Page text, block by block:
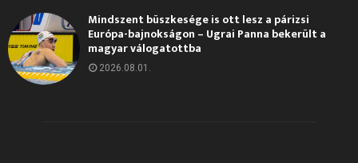
Mindszent büszkesége is ott lesz a párizsi
Európa-bajnokságon – Ugrai Panna bekerült a
magyar válogatottba
2026.08.01.